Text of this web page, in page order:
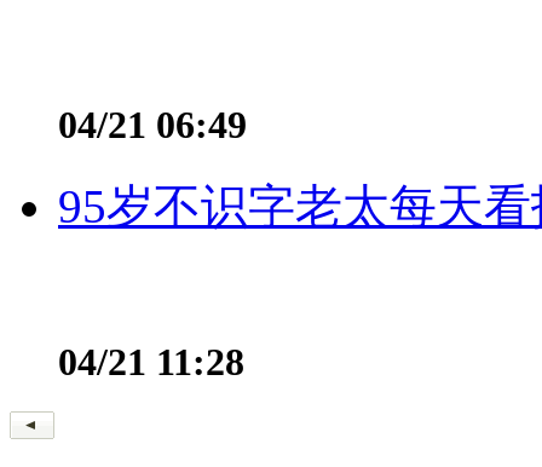
04/21 06:49
95岁不识字老太每天
04/21 11:28